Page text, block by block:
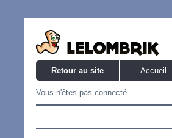
Retour au site Accueil
Vous n'êtes pas connecté.